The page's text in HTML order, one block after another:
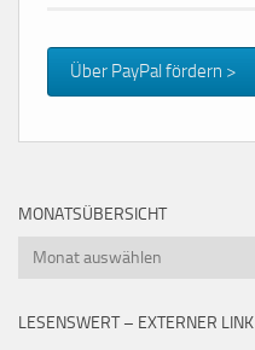
Über PayPal fördern >
MONATSÜBERSICHT
Monatsübersicht
LESENSWERT – EXTERNER LINK